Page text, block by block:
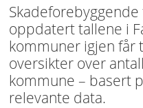
oppdatert tallene i
kommuner igjen får
oversikter over
kommune – basert
relevante data.